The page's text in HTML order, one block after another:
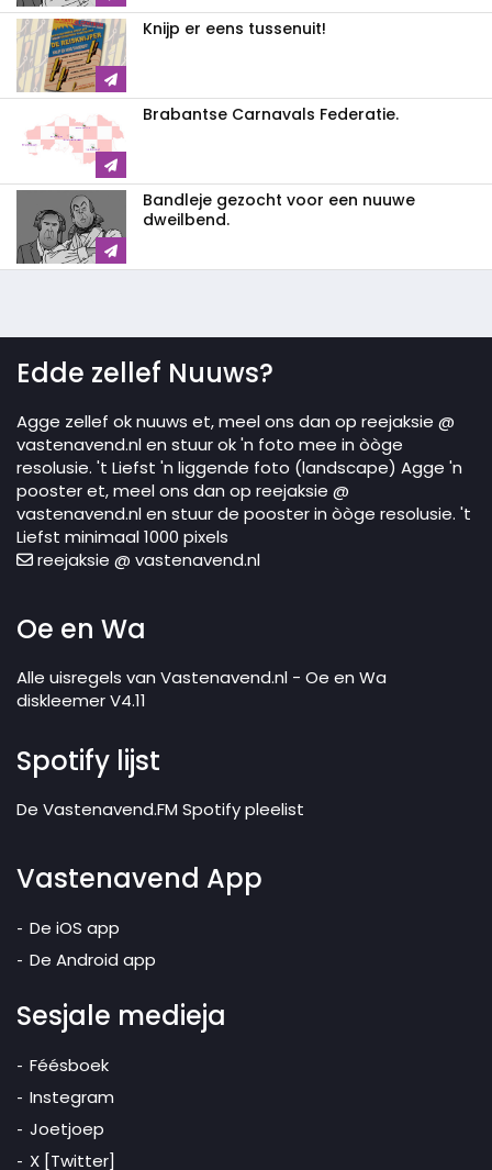
Knijp er eens tussenuit!
Brabantse Carnavals Federatie.
Bandleje gezocht voor een nuuwe
dweilbend.
Edde zellef Nuuws?
Agge zellef ok nuuws et, meel ons dan op reejaksie @
vastenavend.nl en stuur ok 'n foto mee in òòge
resolusie. 't Liefst 'n liggende foto (landscape) Agge 'n
pooster et, meel ons dan op reejaksie @
vastenavend.nl en stuur de pooster in òòge resolusie. 't
Liefst minimaal 1000 pixels
reejaksie @ vastenavend.nl
Oe en Wa
Alle uisregels van Vastenavend.nl - Oe en Wa
diskleemer V4.11
Spotify lijst
De Vastenavend.FM Spotify pleelist
Vastenavend App
De iOS app
De Android app
Sesjale medieja
Féésboek
Instegram
Joetjoep
X [Twitter]